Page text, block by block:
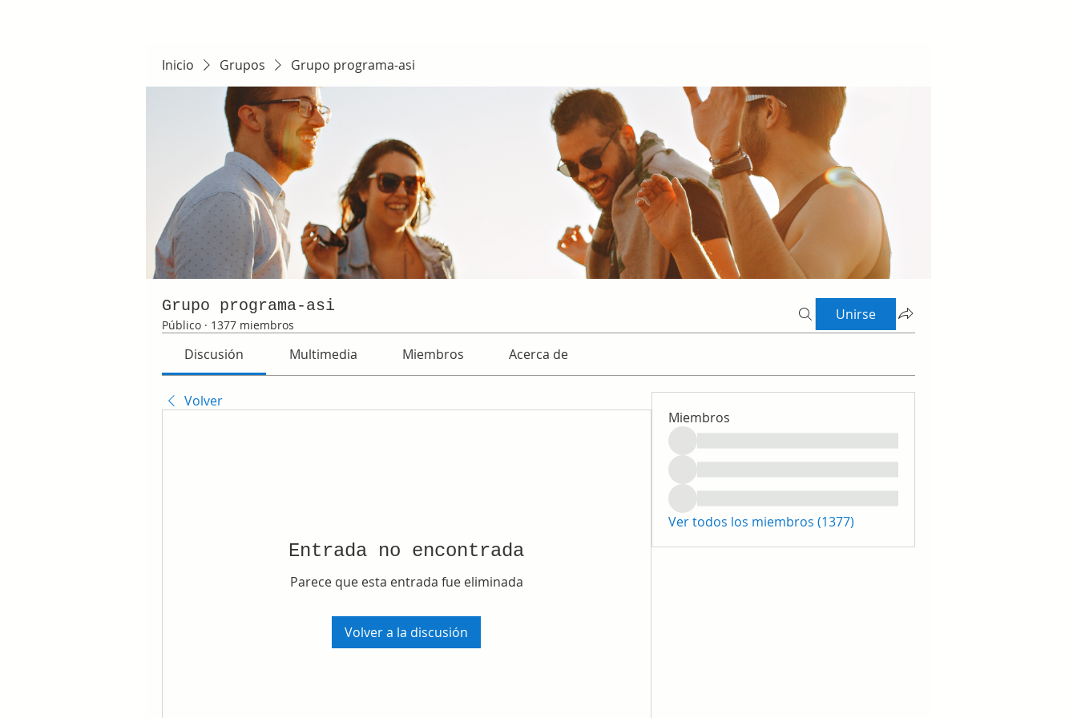
Inicio Grupos Grupo programa-asi
Grupo programa-asi
Público · 1377 miembros
Unirse
Discusión Multimedia Miembros Acerca de
Volver
Entrada no encontrada
Parece que esta entrada fue eliminada
Volver a la discusión
Miembros
Ver todos los miembros (1377)